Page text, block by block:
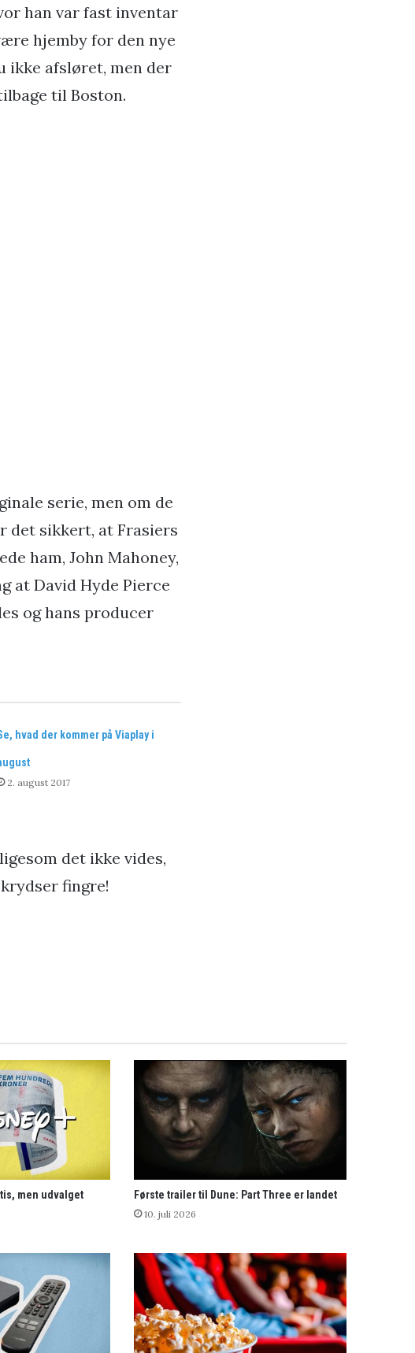
han var fast inventar
hjemby for den nye
ikke afsløret, men der
til Boston.
serie, men om de
det sikkert, at Frasiers
ham, John Mahoney,
at David Hyde Pierce
og hans producer
hvad der kommer på Viaplay i
2. august 2017
det ikke vides,
fingre!
men udvalget
Første trailer til Dune: Part Three er landet
10. juli 2026